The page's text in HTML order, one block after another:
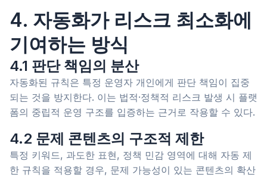
4. 자동화가 리스크 최소화에
기여하는 방식
4.1 판단 책임의 분산
자동화된 규칙은 특정 운영자 개인에게 판단 책임이 집중
되는 것을 방지한다. 이는 법적·정책적 리스크 발생 시 플랫
폼의 중립적 운영 구조를 입증하는 근거로 작용할 수 있다.
4.2 문제 콘텐츠의 구조적 제한
특정 키워드, 과도한 표현, 정책 민감 영역에 대해 자동 제
한 규칙을 적용할 경우, 문제 가능성이 있는 콘텐츠의 확산